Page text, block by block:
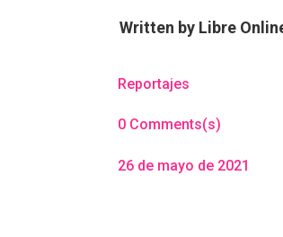
Written by Libre
Reportajes
0 Comments(s)
26 de mayo de 2021